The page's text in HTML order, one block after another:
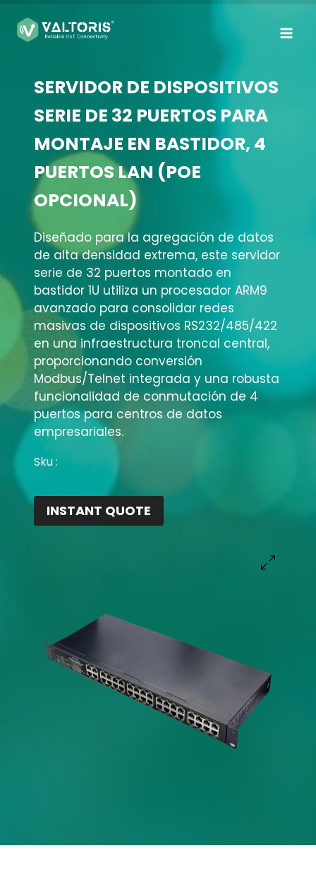
contenido
SERVIDOR DE DISPOSITIVOS
SERIE DE 32 PUERTOS PARA
MONTAJE EN BASTIDOR, 4
PUERTOS LAN (POE
OPCIONAL)
Diseñado para la agregación de datos
de alta densidad extrema, este servidor
serie de 32 puertos montado en
bastidor 1U utiliza un procesador ARM9
avanzado para consolidar redes
masivas de dispositivos RS232/485/422
en una infraestructura troncal central,
proporcionando conversión
Modbus/Telnet integrada y una robusta
funcionalidad de conmutación de 4
puertos para centros de datos
empresariales.
Sku :
INSTANT QUOTE